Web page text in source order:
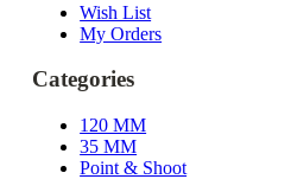
Wish List
My Orders
Categories
120 MM
35 MM
Point & Shoot